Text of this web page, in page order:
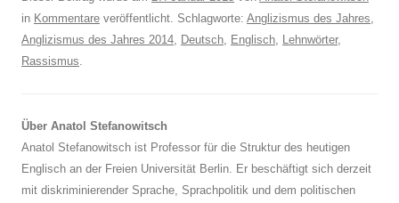
in Kommentare veröffentlicht. Schlagworte: Anglizismus des Jahres
Anglizismus des Jahres 2014
Deutsch Englisch Lehnwörter,
Rassismus
Über Anatol Stefanowitsch
Anatol Stefanowitsch ist Professor für die Struktur des heutigen
Englisch an der Freien Universität Berlin. Er beschäftigt sich derzeit
mit diskriminierender Sprache, Sprachpolitik und dem politischen